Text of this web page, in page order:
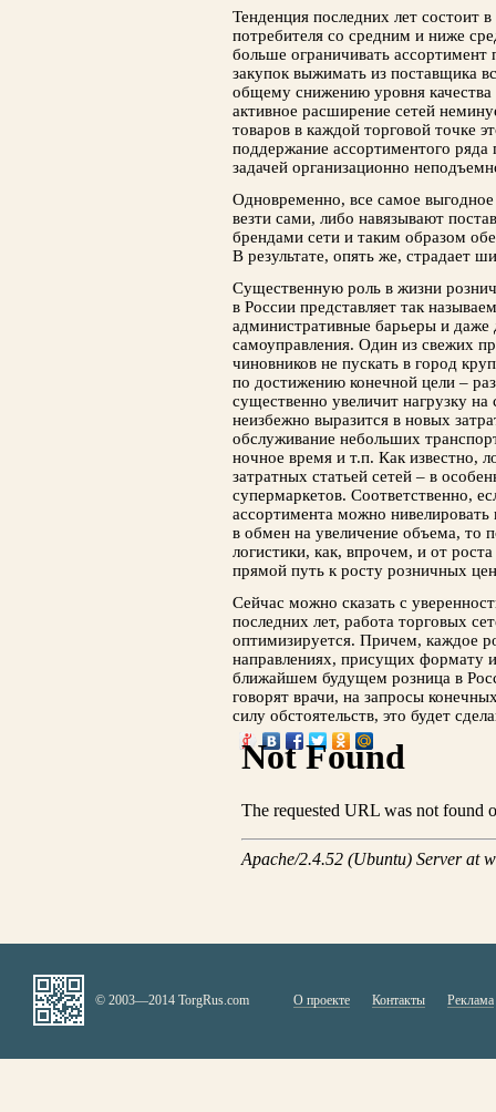
Тенденция последних лет состоит
потребителя со средним и ниже
больше ограничивать
закупок выжимать из поставщика
общему снижению уровня
активное расширение сетей
товаров в каждой торговой точке
поддержание ассортиментого
задачей организационно
Одновременно, все самое
везти сами, либо навязывают
брендами сети и таким образом
В результате, опять же, страдает
Существенную роль в жизни
в России представляет так
административные барьеры и даже
самоуправления. Один из свежих
чиновников не пускать в город
по достижению конечной цели –
существенно увеличит нагрузку
неизбежно выразится в новых
обслуживание небольших
ночное время и т.п. Как известно,
затратных статьей сетей – в
супермаркетов. Соответственно,
ассортимента можно
в обмен на увеличение объема, то
логистики, как, впрочем, и от
прямой путь к росту розничных
Сейчас можно сказать с
последних лет, работа торговых
оптимизируется. Причем, каждое
направлениях, присущих формату
ближайшем будущем розница в
говорят врачи, на запросы
силу обстоятельств, это будет
© 2003—2014 TorgRus.com О проекте Контакты Реклама